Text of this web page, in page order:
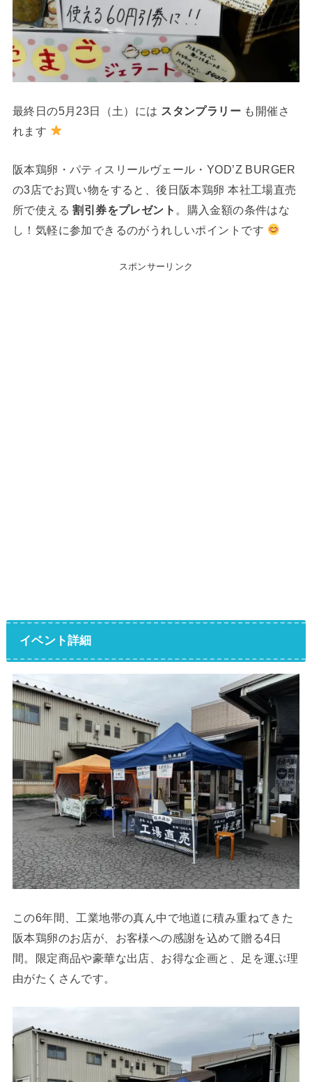
最終日の5月23日（土）には スタンプラリーも開催さ
れます
阪本鶏卵・パティスリールヴェール・YOD’Z BURGER
の3店でお買い物をすると、後日阪本鶏卵 本社工場直売
所で使える割引券をプレゼント 。購入金額の条件はな
し！気軽に参加できるのがうれしいポイントです
スポンサーリンク
イベント詳細
この6年間、工業地帯の真ん中で地道に積み重ねてきた
阪本鶏卵のお店が、お客様への感謝を込めて贈る4日
間。限定商品や豪華な出店、お得な企画と、足を運ぶ理
由がたくさんです。